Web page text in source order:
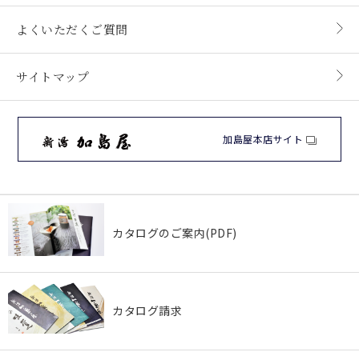
よくいただくご質問
サイトマップ
加島屋本店サイト
カタログのご案内(PDF)
カタログ請求